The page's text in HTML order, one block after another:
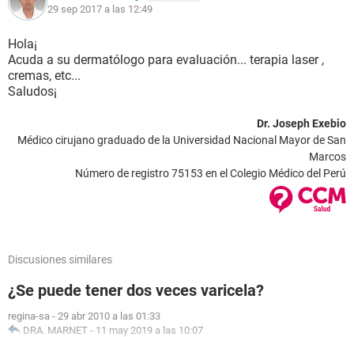
29 sep 2017 a las 12:49
Hola¡
Acuda a su dermatólogo para evaluación... terapia laser ,
cremas, etc...
Saludos¡
Dr. Joseph Exebio
Médico cirujano graduado de la Universidad Nacional Mayor de San
Marcos
Número de registro 75153 en el Colegio Médico del Perú
Discusiones similares
¿Se puede tener dos veces varicela?
regina-sa - 29 abr 2010 a las 01:33
DRA. MARNET - 11 may 2019 a las 10:07